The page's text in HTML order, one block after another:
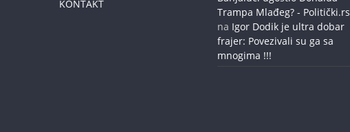
KONTAKT
Trampa Mlađeg? - Politički.rs
na Igor Dodik je ultra dobar
frajer: Povezivali su ga sa
mnogima !!!